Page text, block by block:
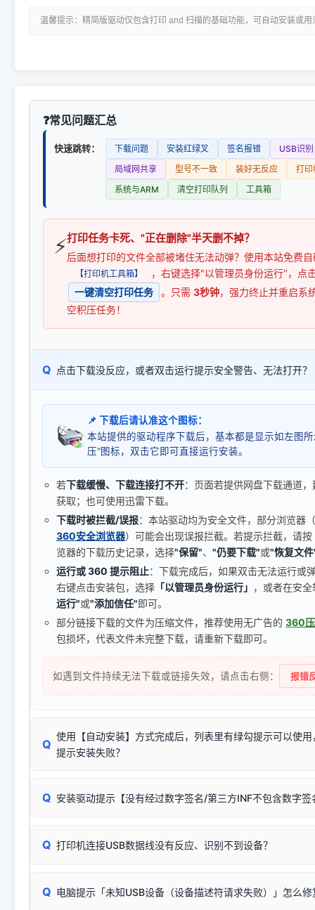
温馨提示：精简版驱动仅包含打印 and 扫描的基础功能，可自动安装或
常见问题汇总
快速跳转： 下载问题 安装红绿叉 签名报错
USB识别
局域网共享
型号不一致 装好无反应
打印
系统与ARM
清空打印队列 工具箱
⚡打印任务卡死、"正在删除"半天删不掉？
后面想打印的文件全部被堵住无法动弹？使用本站免费
【打印机工具箱】
，右键选择"以管理员身份运行"，点
一键清空打印任务
。只需 3秒钟，强力终止并重启系
空积压任务！
Q 点击下载没反应，或者双击运行提示安全警告、无法打开？
📌 下载后请认准这个图标：
本站提供的驱动程序下载后，基本都是显示如左图
压"图标，双击它即可直接运行安装。
若下载缓慢、下载连接打不开：页面若提供网盘下载通道
获取；也可使用迅雷下载。
下载时被拦截/误报：本站驱动均为安全文件，部分浏览器
360安全浏览器）可能会出现误报拦截。若提示拦截，请按
览器的下载历史记录，选择"保留"、 "仍要下载"或"恢复文
运行或 360 提示阻止：下载完成后，如果双击无法运行或
右键点击安装包，选择 「以管理员身份运行」 ，或者在安
运行"或"添加信任"即可。
部分链接下载的文件为压缩文件，推荐使用无广告的 360
包损坏，代表文件未完整下载，请重新下载即可。
如遇到文件持续无法下载或链接失效，请点击右侧： 报错
Q
使用【自动安装】方式完成后，列表里有绿勾提示可以使
提示安装失败？
由于本站驱动包集成了32位和64位驱动，自动安装程序在运
✔ 可以使用了
：代表与您当
（被自动跳过），并不影响正
Q 安装驱动提示【没有经过数字签名/第三方INF不包含数字
往往会弹出此类提示。
系统（如 Win10/Win11 最新版）已彻底不再识别老旧驱
致安装失败。请尝试以下方案：
Q 打印机连接USB数据线没有反应、识别不到设备？
首先确认打印机电源已开启，USB数据线两端已完全插紧；
Q 电脑提示「未知USB设备（设备描述符请求失败）」怎么修